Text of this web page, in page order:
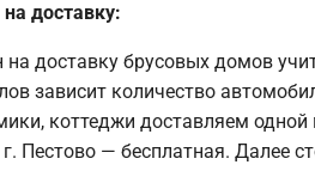
доставку:
доставку брусовых домов
зависит количество
коттеджи доставляем
Пестово — бесплатная. Далее